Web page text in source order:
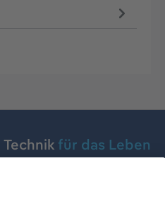
Technik für das Leben